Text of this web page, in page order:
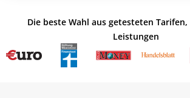
Die beste Wahl aus getesteten
Leistungen